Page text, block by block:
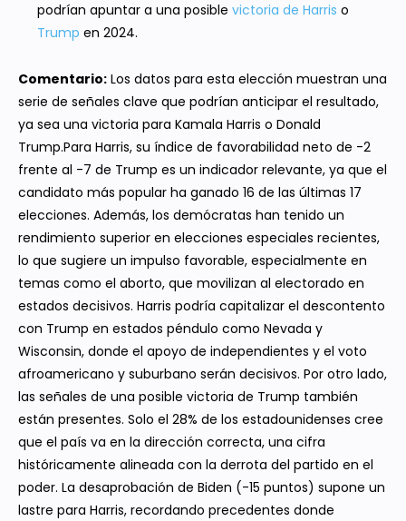
podrían apuntar a una posible victoria de Harris o
Trump en 2024.
Comentario: Los datos para esta elección muestran una
serie de señales clave que podrían anticipar el resultado,
ya sea una victoria para Kamala Harris o Donald
Trump.Para Harris, su índice de favorabilidad neto de -2
frente al -7 de Trump es un indicador relevante, ya que el
candidato más popular ha ganado 16 de las últimas 17
elecciones. Además, los demócratas han tenido un
rendimiento superior en elecciones especiales recientes,
lo que sugiere un impulso favorable, especialmente en
temas como el aborto, que movilizan al electorado en
estados decisivos. Harris podría capitalizar el descontento
con Trump en estados péndulo como Nevada y
Wisconsin, donde el apoyo de independientes y el voto
afroamericano y suburbano serán decisivos. Por otro lado,
las señales de una posible victoria de Trump también
están presentes. Solo el 28% de los estadounidenses cree
que el país va en la dirección correcta, una cifra
históricamente alineada con la derrota del partido en el
poder. La desaprobación de Biden (-15 puntos) supone un
lastre para Harris, recordando precedentes donde